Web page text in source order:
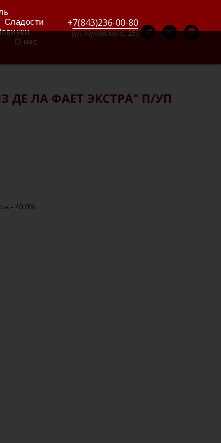
Сладости
О нас
+7(843)236-00-80
(ул. Жуковского, 25)
ДЕ ЛА ФАЕТ ЭКСТРА" П/УП
- 40,0%